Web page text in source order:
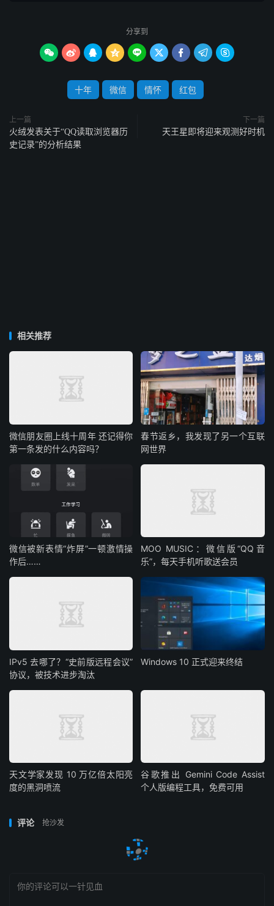
分享到
        
十年 微信 情怀 红包
上一篇
火绒发表关于“QQ读取浏览器历
史记录”的分析结果
下一篇
天王星即将迎来观测好时机
相关推荐
微信朋友圈上线十周年 还记得你
第一条发的什么内容吗？
春节返乡，我发现了另一个互联
网世界
微信被新表情“炸屏”一顿激情操
作后……
MOO MUSIC：微信版“QQ音
乐”，每天手机听歌送会员
IPv5 去哪了？“史前版远程会议”
协议，被技术进步淘汰
Windows 10 正式迎来终结
天文学家发现 10 万亿倍太阳亮
度的黑洞喷流
谷歌推出 Gemini Code Assist
个人版编程工具，免费可用
评论 抢沙发